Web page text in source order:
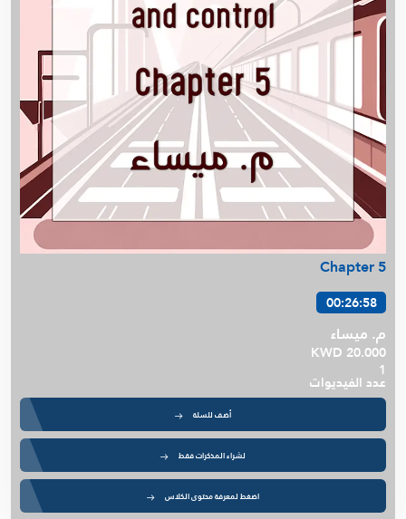
Chapter 5
00:26:58
م. ميساء
KWD 20.000
1
عدد الفيديوات
أضف للسلة
لشراء المذكرات فقط
اضغط لمعرفة محتوى الكلاس